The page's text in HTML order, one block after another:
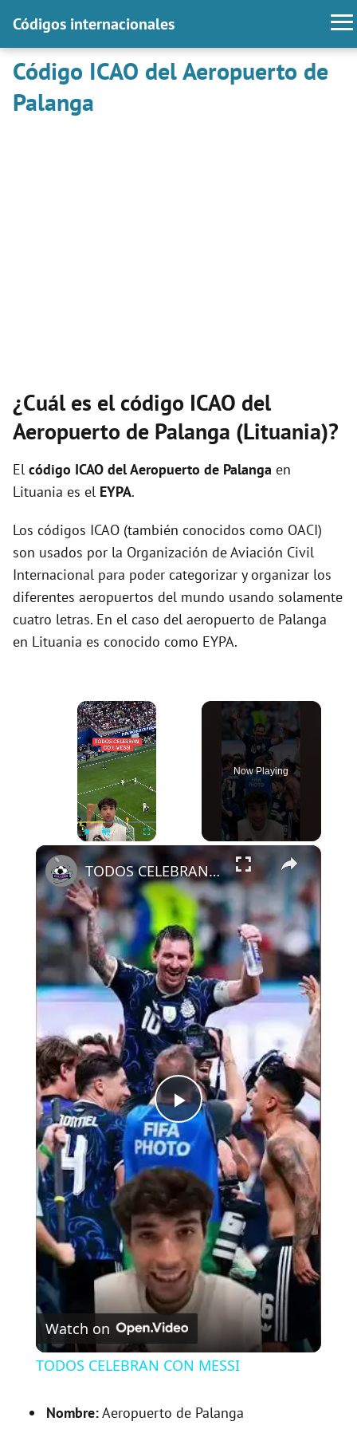
Códigos internacionales
Código ICAO del Aeropuerto de
Palanga
¿Cuál es el código ICAO del
Aeropuerto de Palanga (Lituania)?
El código ICAO delAeropuerto de Palanga en
Lituania es el EYPA.
Los códigos ICAO (también conocidos como OACI)
son usados por la Organización de Aviación Civil
Internacional para poder categorizar y organizar los
diferentes aeropuertos del mundo usando solamente
cuatro letras. En el caso del aeropuerto de Palanga
en Lituania es conocido como EYPA.
×
Now Playing
×
P
l
a
y
V
i
d
TODOS CELEBRAN CON MESSI
Watch on
TODOS CELEBRAN CON MESSI
Nombre:Aeropuerto de Palanga